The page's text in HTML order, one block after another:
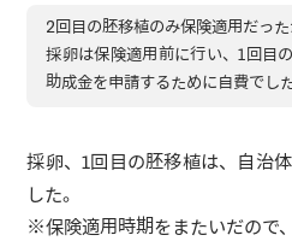
2回目の胚移植のみ保険適用だった
採卵は保険適用前に行い、1回目
助成金を申請するために自費でし
採卵、1回目の胚移植は、自治
した。
※保険適用時期をまたいだので